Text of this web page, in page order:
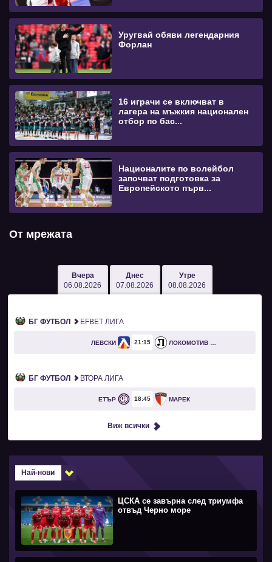
Уругвай обяви легендарния
Форлан
16 играчи се включват в
лагера на мъжкия национален
отбор по бас...
Националите по волейбол
започват подготовка за
Европейското първ...
От мрежата
Вчера
06.08.2026
Днес
07.08.2026
Утре
08.08.2026
БГ ФУТБОЛ EFBET ЛИГА
ЛЕВСКИ 21 15
БГ ФУТБОЛ ВТОРА ЛИГА
ЕТЪР 18 45 МАРЕК
Виж всички
Най-нови
ЦСКА се завърна след триумфа
отвъд Черно море